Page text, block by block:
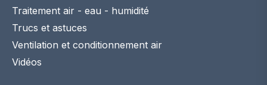
Traitement air - eau - humidité
Trucs et astuces
Ventilation et conditionnement air
Vidéos